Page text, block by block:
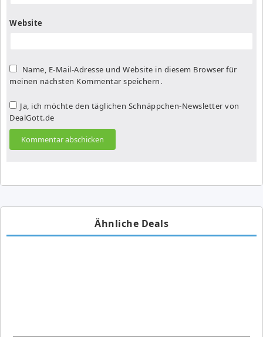
Website
Name, E-Mail-Adresse und Website in diesem Browser für
meinen nächsten Kommentar speichern.
Ja, ich möchte den täglichen Schnäppchen-Newsletter von
DealGott.de
Ähnliche Deals